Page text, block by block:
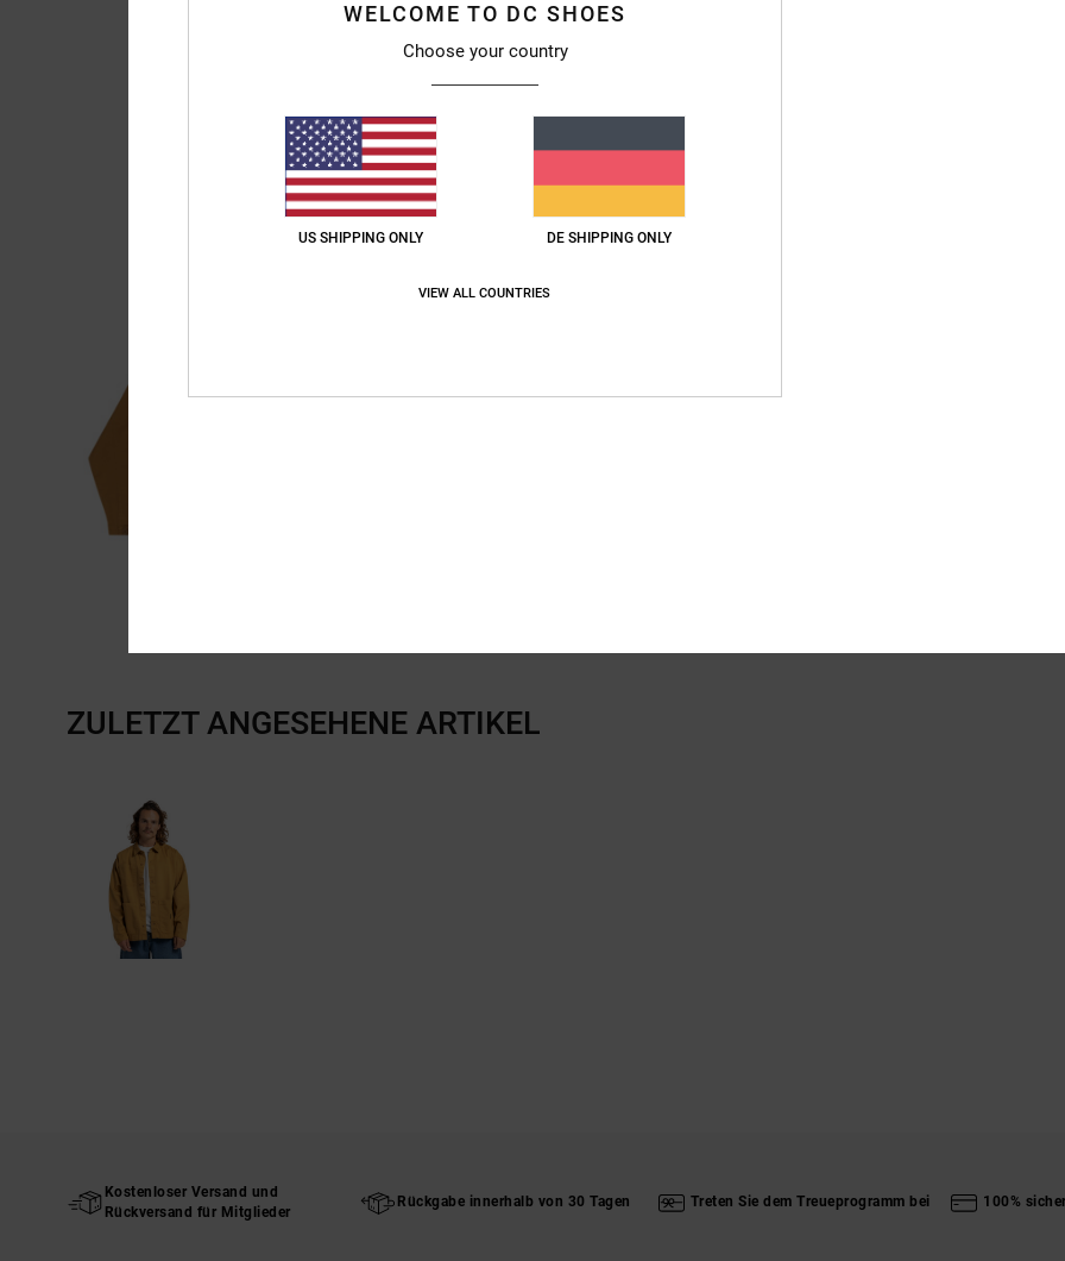
ZULETZT ANGESEHENE ARTIKEL
Kostenloser Versand und
Rückversand für Mitglieder
Rückgabe innerhalb von 30 Tagen Treten Sie dem Treueprogramm bei 100%
WELCOME TO DC SHOES
Choose your country
US SHIPPING ONLY DE SHIPPING ONLY
VIEW ALL COUNTRIES